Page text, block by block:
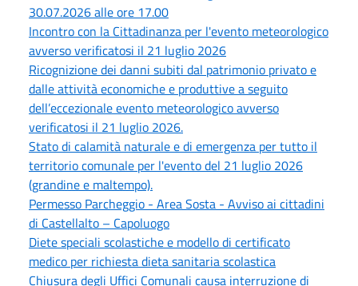
30.07.2026 alle ore 17.00
Incontro con la Cittadinanza per l'evento meteorologico
avverso verificatosi il 21 luglio 2026
Ricognizione dei danni subiti dal patrimonio privato e
dalle attività economiche e produttive a seguito
dell’eccezionale evento meteorologico avverso
verificatosi il 21 luglio 2026.
Stato di calamità naturale e di emergenza per tutto il
territorio comunale per l'evento del 21 luglio 2026
(grandine e maltempo).
Permesso Parcheggio - Area Sosta - Avviso ai cittadini
di Castellalto – Capoluogo
Diete speciali scolastiche e modello di certificato
medico per richiesta dieta sanitaria scolastica
Chiusura degli Uffici Comunali causa interruzione di